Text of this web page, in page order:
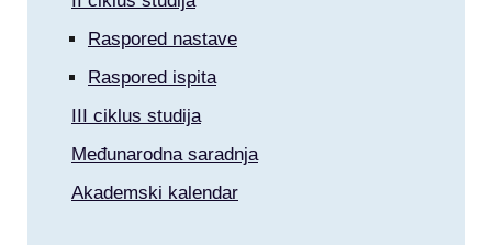
Raspored nastave
Raspored ispita
III ciklus studija
Međunarodna saradnja
Akademski kalendar